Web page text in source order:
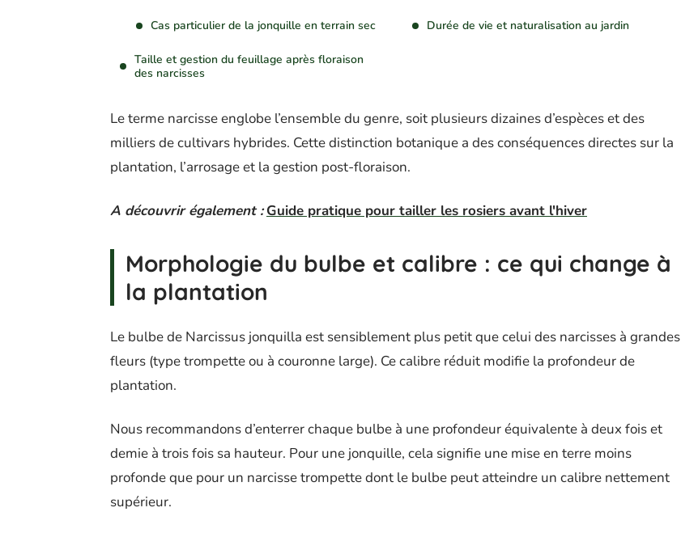
Cas particulier de la jonquille en terrain sec
Taille et gestion du feuillage après floraison
des narcisses
Durée de vie et naturalisation au jardin
Le terme narcisse englobe l’ensemble du genre, soit plusieurs dizaines d’espèces et des
milliers de cultivars hybrides. Cette distinction botanique a des conséquences directes sur la
plantation, l’arrosage et la gestion post-floraison.
A découvrir également : Guide pratique pour tailler les rosiers avant l'hiver
Morphologie du bulbe et calibre : ce qui change à
la plantation
Le bulbe de Narcissus jonquilla est sensiblement plus petit que celui des narcisses à grandes
fleurs (type trompette ou à couronne large). Ce calibre réduit modifie la profondeur de
plantation.
Nous recommandons d’enterrer chaque bulbe à une profondeur équivalente à deux fois et
demie à trois fois sa hauteur. Pour une jonquille, cela signifie une mise en terre moins
profonde que pour un narcisse trompette dont le bulbe peut atteindre un calibre nettement
supérieur.